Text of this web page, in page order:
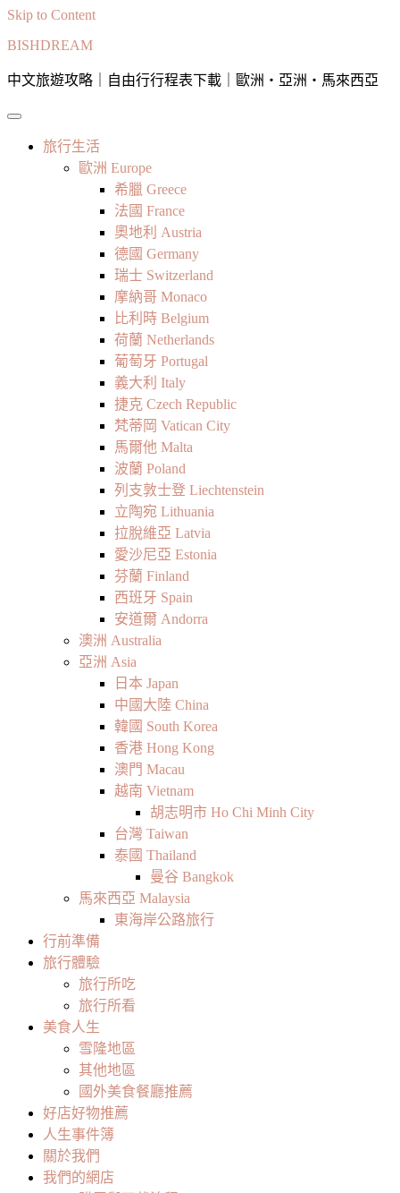
Skip to Content
BISHDREAM
中文旅遊攻略｜自由行行程表下載｜歐洲・亞洲・馬來西亞
旅行生活
歐洲 Europe
希臘 Greece
法國 France
奧地利 Austria
德國 Germany
瑞士 Switzerland
摩納哥 Monaco
比利時 Belgium
荷蘭 Netherlands
葡萄牙 Portugal
義大利 Italy
捷克 Czech Republic
梵蒂岡 Vatican City
馬爾他 Malta
波蘭 Poland
列支敦士登 Liechtenstein
立陶宛 Lithuania
拉脫維亞 Latvia
愛沙尼亞 Estonia
芬蘭 Finland
西班牙 Spain
安道爾 Andorra
澳洲 Australia
亞洲 Asia
日本 Japan
中國大陸 China
韓國 South Korea
香港 Hong Kong
澳門 Macau
越南 Vietnam
胡志明市 Ho Chi Minh City
台灣 Taiwan
泰國 Thailand
曼谷 Bangkok
馬來西亞 Malaysia
東海岸公路旅行
行前準備
旅行體驗
旅行所吃
旅行所看
美食人生
雪隆地區
其他地區
國外美食餐廳推薦
好店好物推薦
人生事件簿
關於我們
我們的網店